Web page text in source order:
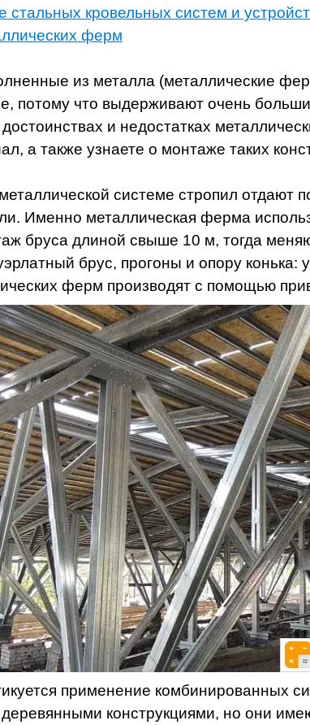
стальных кровельных систем и
ферм
из металла (металлические
потому что выдерживают очень
и недостатках
а также узнаете о монтаже таких
системе стропил отдают
Именно металлическая ферма
бруса длиной свыше 10 м, тогда
брус, прогоны и опору конька:
ферм производят с помощью
применение комбинированных
конструкциями, но они